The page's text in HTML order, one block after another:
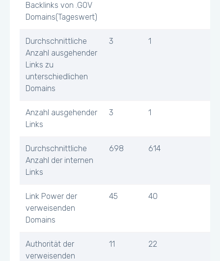
Backlinks von .GOV
Domains(Tageswert)
Durchschnittliche
Anzahl ausgehender
Links zu
unterschiedlichen
Domains
3 1
Anzahl ausgehender
Links
3 1
Durchschnittliche
Anzahl der internen
Links
698 614
Link Power der
verweisenden
Domains
45 40
Authorität der
verweisenden
11 22